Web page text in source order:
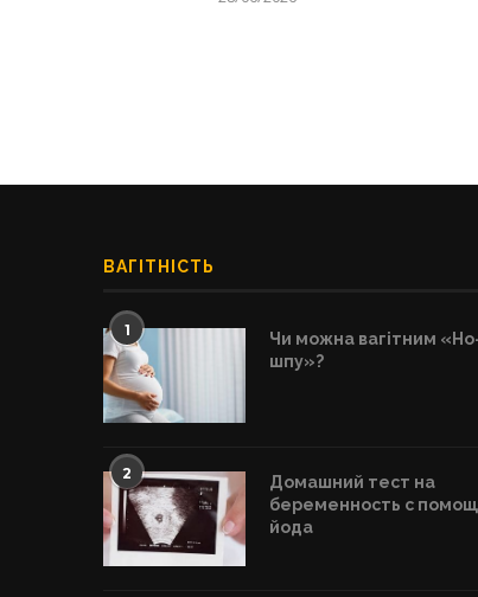
ВАГІТНІСТЬ
1
Чи можна вагітним
шпу»?
2
Домашний тест на
беременность с
йода